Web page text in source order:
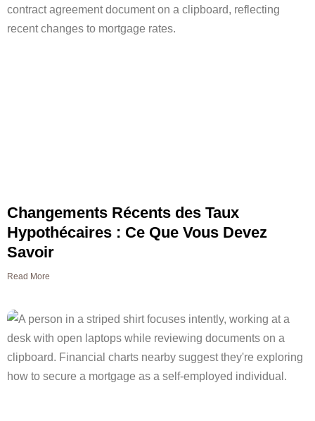
Changements Récents des Taux
Hypothécaires : Ce Que Vous Devez
Savoir
Read More